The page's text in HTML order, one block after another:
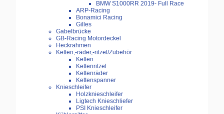
BMW S1000RR 2019- Full Race
ARP-Racing
Bonamici Racing
Gilles
Gabelbrücke
GB-Racing Motordeckel
Heckrahmen
Ketten,-räder,-ritzel/Zubehör
Ketten
Kettenritzel
Kettenräder
Kettenspanner
Knieschleifer
Holzknieschleifer
Ligtech Knieschliefer
PSI Knieschleifer